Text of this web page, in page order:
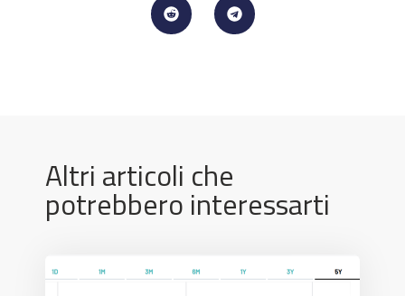
Altri articoli che
potrebbero interessarti